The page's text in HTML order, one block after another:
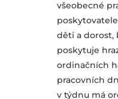
všeobecné
děti a dorost,
poskytuje
ordinačních
pracovních
v týdnu má